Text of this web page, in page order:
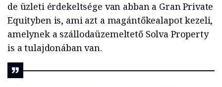
de üzleti érdekeltsége van abban a Gran Private
Equityben is, ami azt a magántőkealapot kezeli,
amelynek a szállodaüzemeltető Solva Property
is a tulajdonában van.